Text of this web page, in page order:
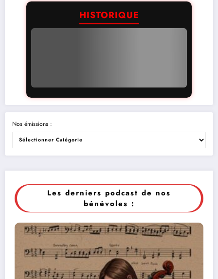
HISTORIQUE
Nos émissions :
Les derniers podcast de nos
bénévoles :